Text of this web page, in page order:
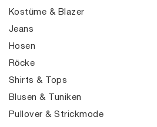
Kostüme & Blazer
Jeans
Hosen
Röcke
Shirts & Tops
Blusen & Tuniken
Pullover & Strickmode